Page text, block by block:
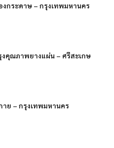
บรรเจิดกล่องกระดาษ – กรุงเทพมหานคร
กลุ่มปรับปรุงคุณภาพยางแผ่น – ศรีสะเกษ
ส.ฟองประกาย – กรุงเทพมหานคร